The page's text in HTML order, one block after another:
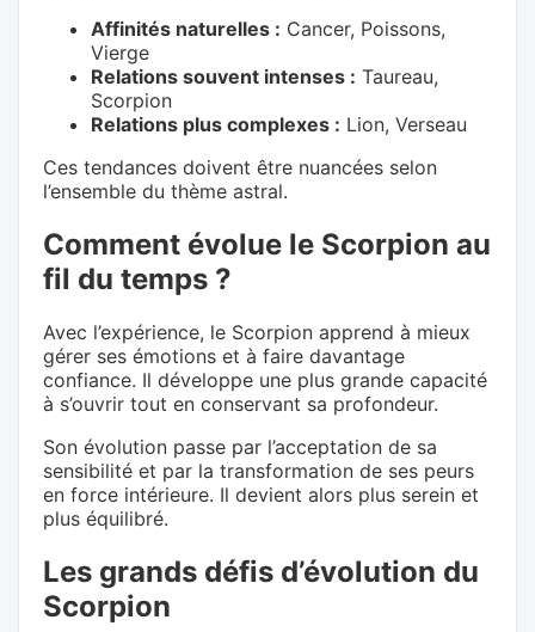
Affinités naturelles : Cancer, Poissons,
Vierge
Relations souvent intenses : Taureau,
Scorpion
Relations plus complexes : Lion, Verseau
Ces tendances doivent être nuancées selon
l’ensemble du thème astral.
Comment évolue le Scorpion au
fil du temps ?
Avec l’expérience, le Scorpion apprend à mieux
gérer ses émotions et à faire davantage
confiance. Il développe une plus grande capacité
à s’ouvrir tout en conservant sa profondeur.
Son évolution passe par l’acceptation de sa
sensibilité et par la transformation de ses peurs
en force intérieure. Il devient alors plus serein et
plus équilibré.
Les grands défis d’évolution du
Scorpion